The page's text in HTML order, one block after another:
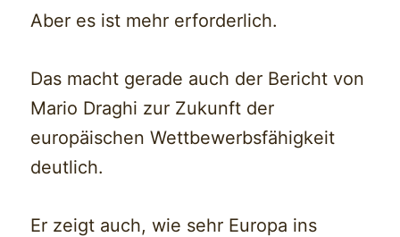
Aber es ist mehr erforderlich.
Das macht gerade auch der Bericht von
Mario Draghi zur Zukunft der
europäischen Wettbewerbsfähigkeit
deutlich.
Er zeigt auch, wie sehr Europa ins